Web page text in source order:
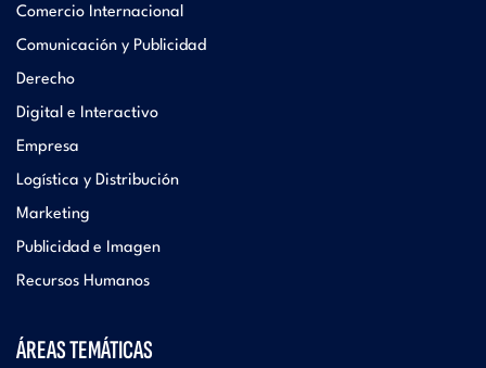
Comercio Internacional
Comunicación y Publicidad
Derecho
Digital e Interactivo
Empresa
Logística y Distribución
Marketing
Publicidad e Imagen
Recursos Humanos
ÁREAS TEMÁTICAS